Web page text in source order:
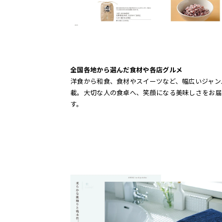
全国各地から選んだ食材や各店グルメ
洋食から和食、食材やスイーツなど、幅広いジャ
載。大切な人の食卓へ、笑顔になる美味しさをお
す。